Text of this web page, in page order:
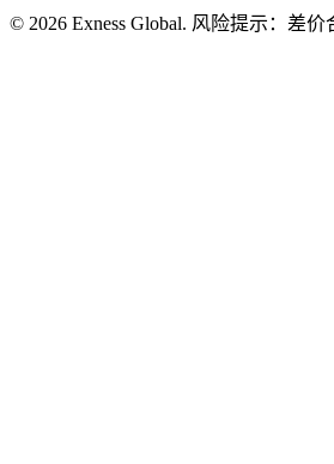
© 2026 Exness Global. 风险提示：差价